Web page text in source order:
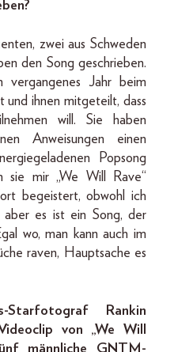
zwei aus Schweden
den Song geschrieben.
vergangenes Jahr beim
und ihnen mitgeteilt, dass
will. Sie haben
Anweisungen einen
Popsong
sie mir „We Will Rave“
begeistert, obwohl ich
es ist ein Song, der
wo, man kann auch im
raven, Hauptsache es
Starfotograf Rankin
von „We Will
männliche GNTM-